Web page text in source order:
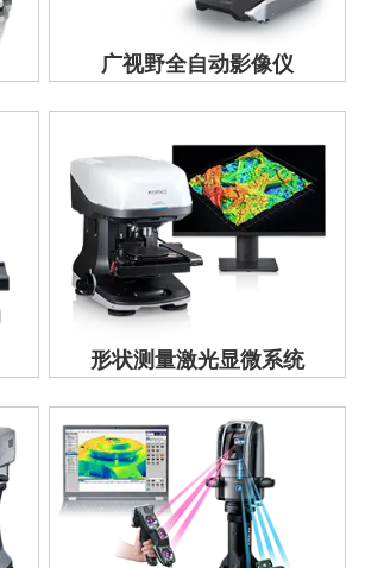
广视野全自动影像仪
形状测量激光显微系统